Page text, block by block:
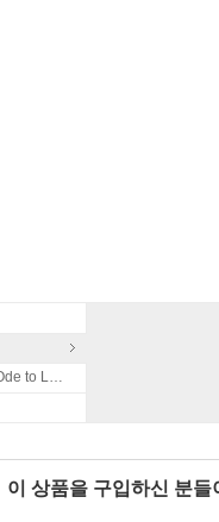
엔시티 위시 (NCT WISH) [Ode to Love]
이 상품을 구입하신 분